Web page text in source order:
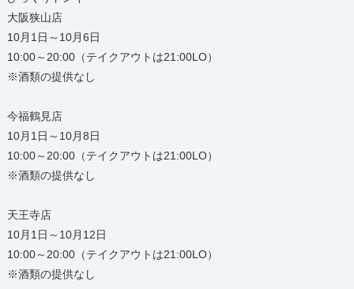
大阪狭山店
10月1日～10月6日
10:00～20:00（テイクアウトは21:00LO）
※酒類の提供なし
今福鶴見店
10月1日～10月8日
10:00～20:00（テイクアウトは21:00LO）
※酒類の提供なし
天王寺店
10月1日～10月12日
10:00～20:00（テイクアウトは21:00LO）
※酒類の提供なし